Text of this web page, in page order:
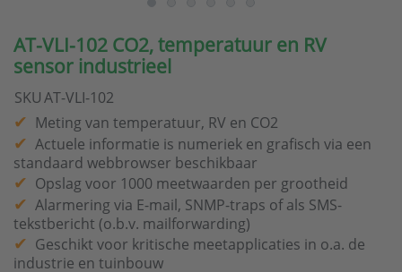
AT-VLI-102 CO2, temperatuur en RV
sensor industrieel
SKUAT-VLI-102
Meting van temperatuur, RV en CO2
Actuele informatie is numeriek en grafisch via een
standaard webbrowser beschikbaar
Opslag voor 1000 meetwaarden per grootheid
Alarmering via E-mail, SNMP-traps of als SMS-
tekstbericht (o.b.v. mailforwarding)
Geschikt voor kritische meetapplicaties in o.a. de
industrie en tuinbouw